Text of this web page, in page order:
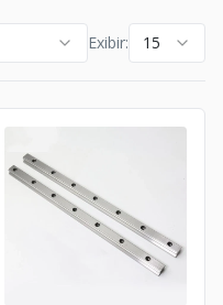
Exibir: 15